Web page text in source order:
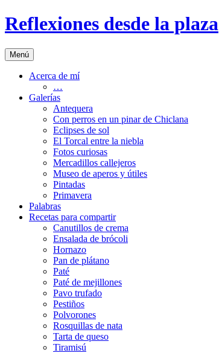
Saltar
al
Reflexiones desde la plaza
Menú
Acerca de mí
…
Galerías
Antequera
Con perros en un pinar de Chiclana
Eclipses de sol
El Torcal entre la niebla
Fotos curiosas
Mercadillos callejeros
Museo de aperos y útiles
Pintadas
Primavera
Palabras
Recetas para compartir
Canutillos de crema
Ensalada de brócoli
Hornazo
Pan de plátano
Paté
Paté de mejillones
Pavo trufado
Pestiños
Polvorones
Rosquillas de nata
Tarta de queso
Tiramisú